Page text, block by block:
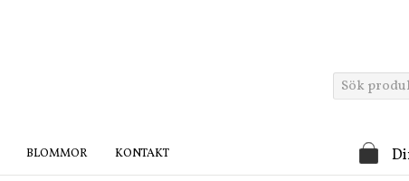
BLOMMOR KONTAKT